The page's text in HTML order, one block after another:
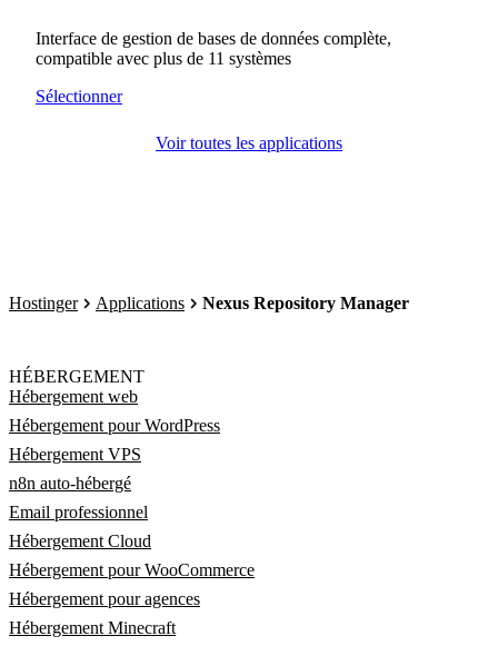
Interface de gestion de bases de données complète,
compatible avec plus de 11 systèmes
Sélectionner
Voir toutes les applications
Hostinger Applications Nexus Repository Manager
HÉBERGEMENT
Hébergement web
Hébergement pour WordPress
Hébergement VPS
n8n auto-hébergé
Email professionnel
Hébergement Cloud
Hébergement pour WooCommerce
Hébergement pour agences
Hébergement Minecraft